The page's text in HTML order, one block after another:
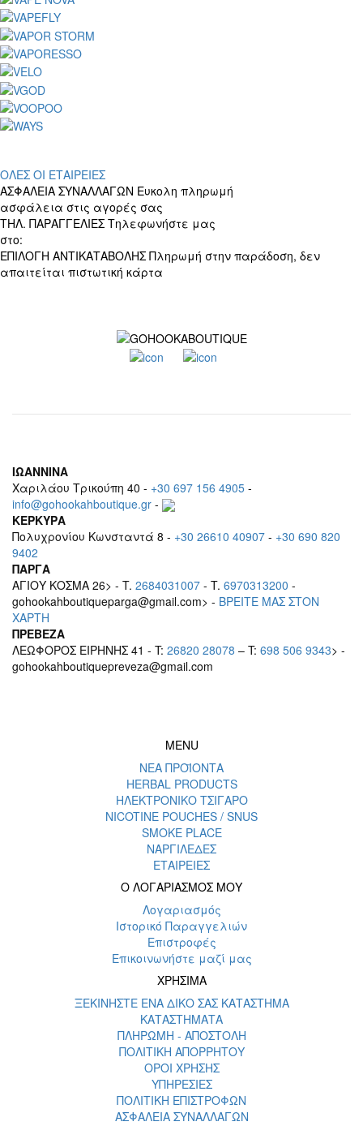
ΟΛΕΣ ΟΙ ΕΤΑΙΡΕΙΕΣ
ΑΣΦΑΛΕΙΑ ΣΥΝΑΛΛΑΓΩΝ Ευκολη πληρωμή
ασφάλεια στις αγορές σας
ΤΗΛ. ΠΑΡΑΓΓΕΛΙΕΣ Τηλεφωνήστε μας
στο:
ΕΠΙΛΟΓΗ ΑΝΤΙΚΑΤΑΒΟΛΗΣ Πληρωμή στην παράδοση, δεν
απαιτείται πιστωτική κάρτα
ΙΩΑΝΝΙΝΑ
Χαριλάου Τρικούπη 40 - +30 697 156 4905 -
info@gohookahboutique.gr -
ΚΕΡΚΥΡΑ
Πολυχρονίου Κωνσταντά 8 - +30 26610 40907 - +30 690 820
9402
ΠΑΡΓΑ
ΑΓΙΟΥ ΚΟΣΜΑ 26> - T. 2684031007 - T. 6970313200 -
gohookahboutiqueparga@gmail.com> - BΡEITE MAΣ ΣΤΟΝ
ΧΑΡΤΗ
ΠΡΕΒΕΖΑ
ΛΕΩΦΟΡΟΣ ΕΙΡΗΝΗΣ 41 - T: 26820 28078 – T: 698 506 9343> -
gohookahboutiquepreveza@gmail.com
MENU
ΝΕΑ ΠΡΟΪΟΝΤΑ
HERBAL PRODUCTS
ΗΛΕΚΤΡΟΝΙΚΟ ΤΣΙΓΑΡΟ
NICOTINE POUCHES / SNUS
SMOKE PLACE
ΝΑΡΓΙΛΕΔΕΣ
ΕΤΑΙΡΕΙΕΣ
Ο ΛΟΓΑΡΙΑΣΜΟΣ ΜΟΥ
Λογαριασμός
Ιστορικό Παραγγελιών
Επιστροφές
Επικοινωνήστε μαζί μας
ΧΡΗΣΙΜΑ
ΞΕΚΙΝΗΣΤΕ ΕΝΑ ΔΙΚΟ ΣΑΣ ΚΑΤΑΣΤΗΜΑ
ΚΑΤΑΣΤΗΜΑΤΑ
ΠΛΗΡΩΜΗ - ΑΠΟΣΤΟΛΗ
ΠΟΛΙΤΙΚΗ ΑΠΟΡΡΗΤΟΥ
ΟΡΟΙ ΧΡΗΣΗΣ
ΥΠΗΡΕΣΙΕΣ
ΠΟΛΙΤΙΚΗ ΕΠΙΣΤΡΟΦΩΝ
ΑΣΦΑΛΕΙΑ ΣΥΝΑΛΛΑΓΩΝ